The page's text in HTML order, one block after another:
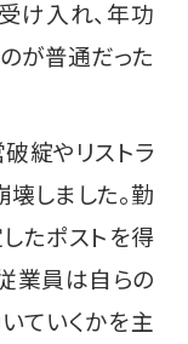
け入れ、年功
が普通だった
綻やリストラ
しました。勤
たポストを得
業員は自らの
ていくかを主